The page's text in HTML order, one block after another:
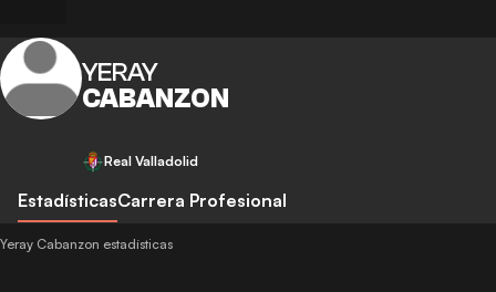
YERAY
CABANZON
Real Valladolid
EstadísticasCarrera Profesional
Yeray Cabanzon estadísticas